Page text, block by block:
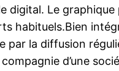
Le
habituels.Bien
par la diffusion
d’une